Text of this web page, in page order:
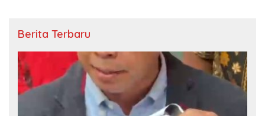
Berita Terbaru